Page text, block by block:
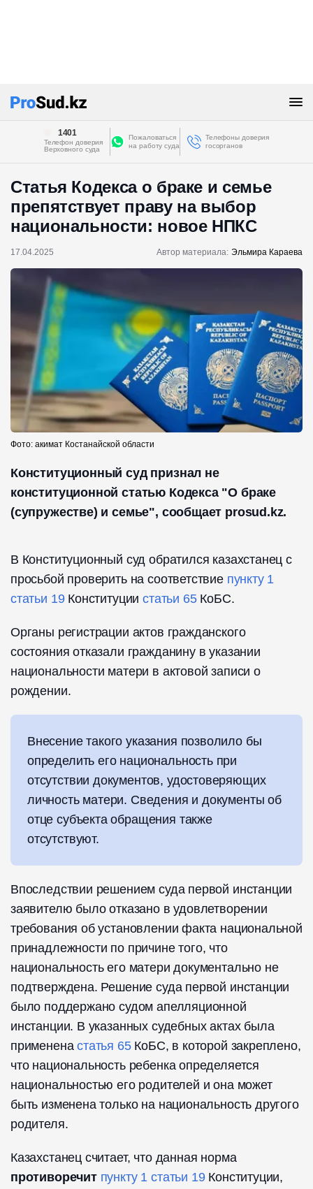
1401
Телефон доверия
Верховного суда
Пожаловаться
на работу суда
Телефоны доверия
госорганов
Статья Кодекса о браке и семье
препятствует праву на выбор
национальности: новое НПКС
17.04.2025 Автор материала: Эльмира Караева
Фото: акимат Костанайской области
Конституционный суд признал не
конституционной статью Кодекса "О браке
(супружестве) и семье", сообщает prosud.kz.
В Конституционный суд обратился казахстанец с
просьбой проверить на соответствие пункту 1
статьи 19Конституциистатьи 65КоБС.
Органы регистрации актов гражданского
состояния отказали гражданину в указании
национальности матери в актовой записи о
рождении.
Внесение такого указания позволило бы
определить его национальность при
отсутствии документов, удостоверяющих
личность матери. Сведения и документы об
отце субъекта обращения также
отсутствуют.
Впоследствии решением суда первой инстанции
заявителю было отказано в удовлетворении
требования об установлении факта национальной
принадлежности по причине того, что
национальность его матери документально не
подтверждена. Решение суда первой инстанции
было поддержано судом апелляционной
инстанции. В указанных судебных актах была
примененастатья 65КоБС, в которой закреплено,
что национальность ребенка определяется
национальностью его родителей и она может
быть изменена только на национальность другого
родителя.
Казахстанец считает, что данная норма
противоречит пункту 1 статьи 19Конституции,